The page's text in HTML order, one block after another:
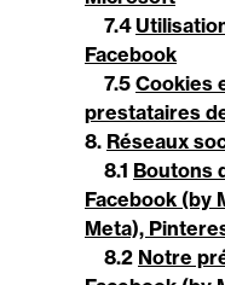
7.4
Facebook
7.5 Cookies
prestataires
8. Réseaux
8.1 Boutons
Facebook (by
Meta),
8.2 Notre